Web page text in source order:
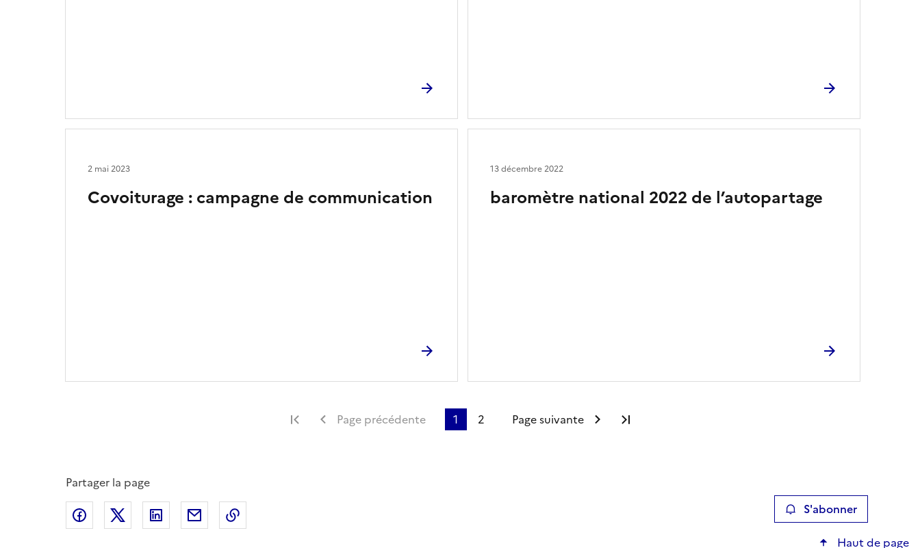
Covoiturage : campagne de communication
2 mai 2023
baromètre national 2022 de l’autopartage
13 décembre 2022
Première page
Page précédente 1 2 Page suivante
Partager la page
Partager sur Facebook
Partager sur XPartager sur LinkedIn
Partager par email S'abonner
Haut de page